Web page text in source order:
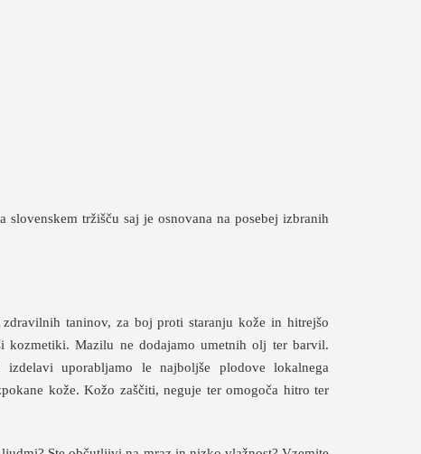
slovenskem tržišču saj je osnovana na posebej izbranih
taninov, za boj proti staranju kože in hitrejšo
Mazilu ne dodajamo umetnih olj ter barvil.
uporabljamo le najboljše plodove lokalnega
kože. Kožo zaščiti, neguje ter omogoča hitro ter